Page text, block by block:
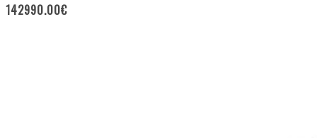
142990.00€